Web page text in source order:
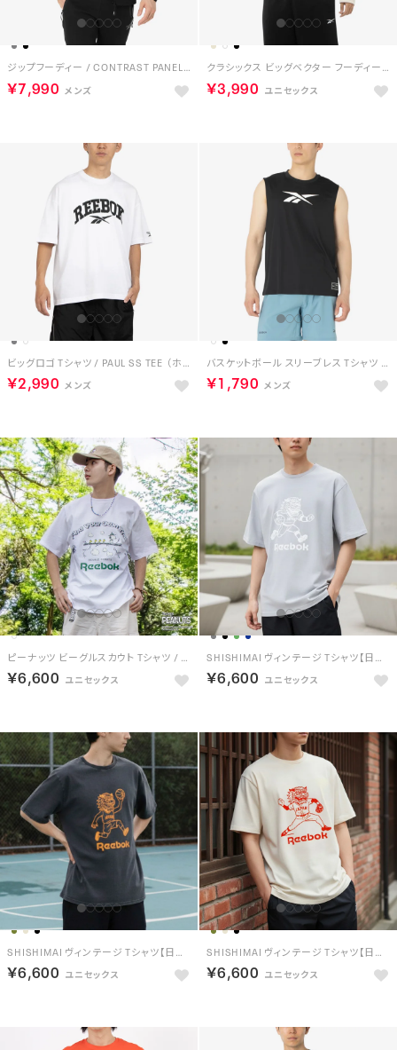
ジップフーディー / CONTRAST PANEL ZIP HOODY （ブラック）
￥7,990
クラシックス ビッグベクター フーディー / Classics Vector Hoodie （ホワイト）
￥3,990
ビッグロゴ Tシャツ / PAUL SS TEE （ホワイト）
￥2,990
バスケットボール スリーブレス Tシャツ / ID BASKETBALL SLEEVELESS T-SHIRT （ブラック）
￥1,790
ピーナッツ ビーグルスカウト Tシャツ / PEANUTS BEAGLE SCOUTS Tee （WH）
￥6,600
SHISHIMAI ヴィンテージ Tシャツ【日本限定モデル】 （LGY）
￥6,600
SHISHIMAI ヴィンテージ Tシャツ【日本限定モデル】 （BL）
￥6,600
SHISHIMAI ヴィンテージ Tシャツ【日本限定モデル】 （BG）
￥6,600